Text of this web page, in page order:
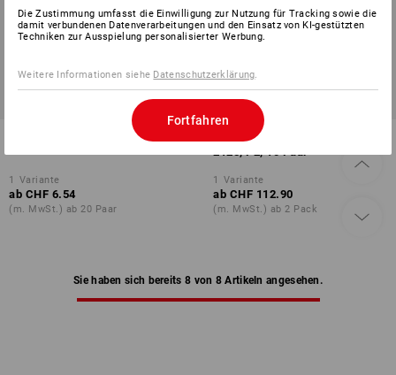
3M Filterdeckel 501, 2 Stk
1 Variante
ab CHF 6.54
(m. MwSt.) ab 20 Paar
3M Feinstaubfilterpatrone
2125, P2, 10 Paar
1 Variante
ab CHF 112.90
(m. MwSt.) ab 2 Pack
Sie haben sich bereits 8 von 8 Artikeln angesehen.
Die Zustimmung umfasst die Einwilligung zur Nutzung für Tracking sowie die
damit verbundenen Datenverarbeitungen und den Einsatz von KI-gestützten
Techniken zur Ausspielung personalisierter Werbung.
Weitere Informationen siehe Datenschutzerklärung
Fortfahren